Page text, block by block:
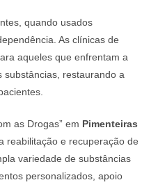
quando usados
As clínicas de
aqueles que enfrentam a
substâncias, restaurando a
as Drogas” em Pimenteiras
reabilitação e recuperação de
variedade de substâncias
personalizados, apoio